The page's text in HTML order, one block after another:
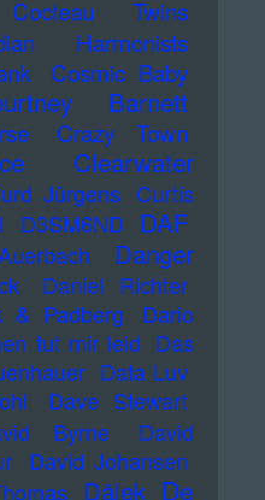
Cocteau Twins
Harmonists
Cosmic Baby
Barnett
Crazy Town
Clearwater
Jürgens Curtis
D3SM6ND DAF
Danger
Daniel Richter
& Padberg
Dario
tut mir leid Das
Data Luv
Dave Stewart
Byrne
David
David Johansen
Dälek De